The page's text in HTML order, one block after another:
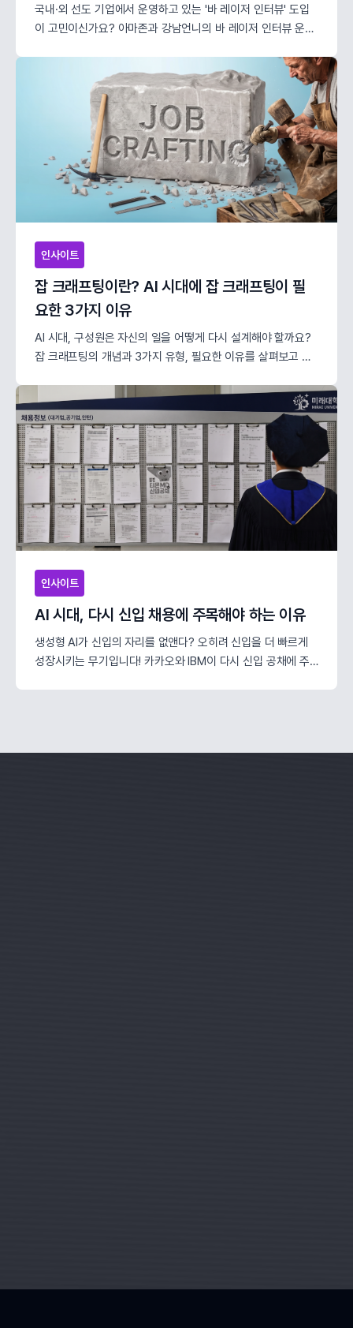
국내·외 선도 기업에서 운영하고 있는 '바 레이저 인터뷰' 도입
이 고민이신가요? 아마존과 강남언니의 바 레이저 인터뷰 운영
인사이트
잡 크래프팅이란? AI 시대에 잡 크래프팅이 필
요한 3가지 이유
AI 시대, 구성원은 자신의 일을 어떻게 다시 설계해야 할까요?
잡 크래프팅의 개념과 3가지 유형, 필요한 이유를 살펴보고 구
인사이트
AI 시대, 다시 신입 채용에 주목해야 하는 이유
생성형 AI가 신입의 자리를 없앤다? 오히려 신입을 더 빠르게
성장시키는 무기입니다! 카카오와 IBM이 다시 신입 공채에 주